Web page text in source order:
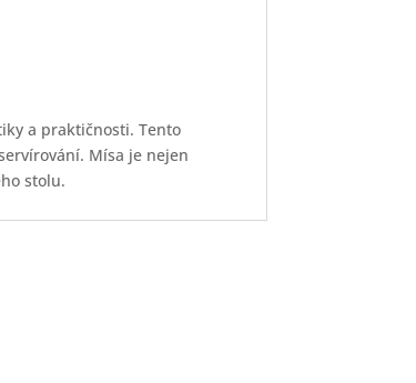
a praktičnosti. Tento
Mísa je nejen
stolu.